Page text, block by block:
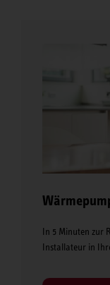
In 5 Minuten zur
Installateur in